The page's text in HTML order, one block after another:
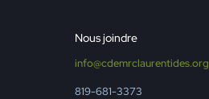
Nous joindre
info@cdemrclaurentides.org
819-681-3373